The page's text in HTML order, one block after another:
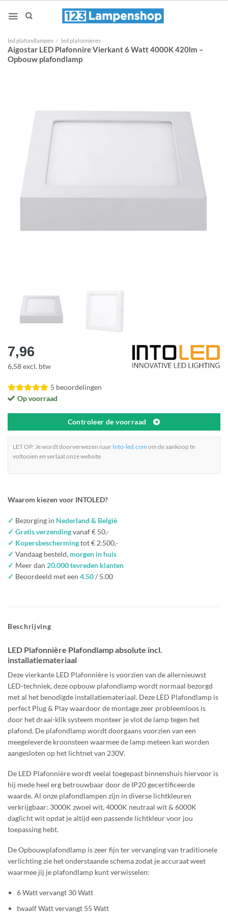
naar
led plafondlampen / led plafonnieres
Aigostar LED Plafonnire Vierkant 6 Watt 4000K 420lm –
Opbouw plafondlamp
7,96
6,58 excl. btw
5 beoordelingen
Op voorraad
Controleer de voorraad
LET OP: Je wordt doorverwezen naar Into-led.com om de aankoop te
voltooien en verlaat onze website.
Waarom kiezen voor INTOLED?
✓ Bezorging in Nederland & België
✓ Gratis verzendingvanaf € 50,-
✓ Kopersbeschermingtot € 2.500,-
✓ Vandaag besteld, morgen in huis
✓ Meer dan 20.000 tevreden klanten
✓ Beoordeeld met een 4.50/ 5.00
Beschrijving
LED Plafonnière Plafondlamp absolute incl.
installatiemateriaal
Deze vierkante LED Plafonnière is voorzien van de allernieuwst
LED-techniek, deze opbouw plafondlamp wordt normaal bezorgd
met al het benodigde installatiemateriaal. Deze LED Plafondlamp is
perfect Plug & Play waardoor de montage zeer probleemloos is
door het draai-klik systeem monteer je vlot de lamp tegen het
plafond. De plafondlamp wordt doorgaans voorzien van een
meegeleverde kroonsteen waarmee de lamp meteen kan worden
aangesloten op het lichtnet van 230V.
De LED Plafonnière wordt veelal toegepast binnenshuis hiervoor is
hij mede heel erg betrouwbaar door de IP20 gecertificeerde
waarde. Al onze plafondlampen zijn in diverse lichtkleuren
verkrijgbaar: 3000K zwoel wit, 4000K neutraal wit & 6000K
daglicht wit opdat je altijd een passende lichtkleur voor jou
toepassing hebt.
De Opbouwplafondlamp is zeer fijn ter vervanging van traditionele
verlichting zie het onderstaande schema zodat je accuraat weet
waarmee jij je plafondlamp kunt verwisselen:
6 Watt vervangt 30 Watt
twaalf Watt vervangt 55 Watt